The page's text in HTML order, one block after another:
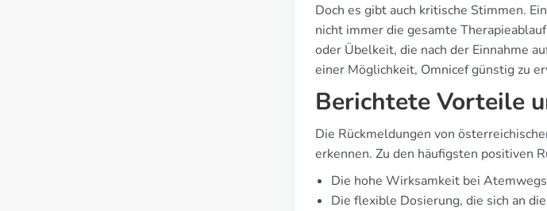
Doch es gibt auch kritische Stimmen.
nicht immer die gesamte
oder Übelkeit, die nach der Einnahme
einer Möglichkeit, Omnicef günstig zu
Berichtete Vorteile
Die Rückmeldungen von
erkennen. Zu den häufigsten positiven
Die hohe Wirksamkeit bei
Die flexible Dosierung, die sich an